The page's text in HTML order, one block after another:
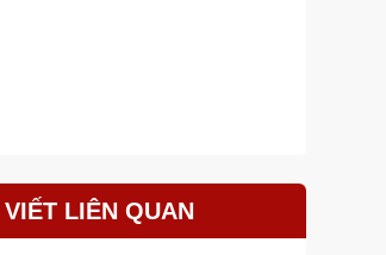
LIÊN QUAN